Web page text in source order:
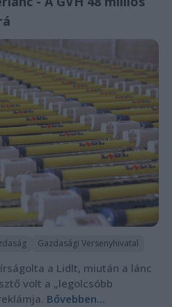
Gazdasági Versenyhivatal
a Lidlt, miután a lánc
volt a „legolcsóbb
Bővebben...